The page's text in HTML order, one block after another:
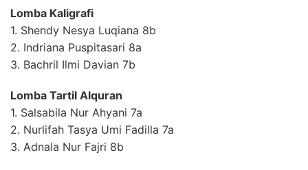
Lomba Kaligrafi
1. Shendy Nesya Luqiana 8b
2. Indriana Puspitasari 8a
3. Bachril Ilmi Davian 7b
Lomba Tartil Alquran
1. Salsabila Nur Ahyani 7a
2. Nurlifah Tasya Umi Fadilla 7a
3. Adnala Nur Fajri 8b